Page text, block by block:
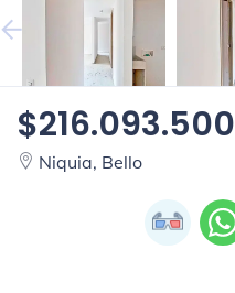
$216.093.500
Niquia, Bello